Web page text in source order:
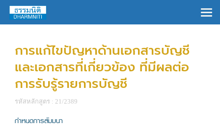
การแก้ไขปัญหาด้านเอกสารบัญชี
และเอกสารที่เกี่ยวข้อง ที่มีผลต่อ
การรับรู้รายการบัญชี
รหัสหลักสูตร : 21/2389
กำหนดการสัมมนา
×